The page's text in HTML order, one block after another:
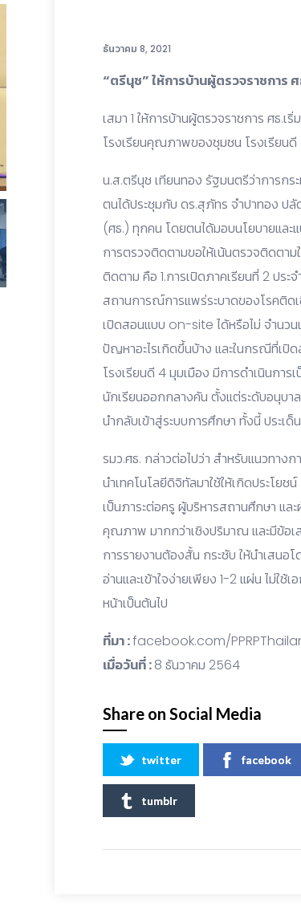
ธันวาคม 8, 2021
“ตรีนุช” ให้การบ้านผู้ตรวจราชการ
เสมา 1 ให้การบ้านผู้ตรวจราชการ ศธ.
โรงเรียนคุณภาพของชุมชน โรงเรียน
น.ส.ตรีนุช เทียนทอง รัฐมนตรีว่าการกร
ตนได้ประชุมกับ ดร.สุภัทร จำปาทอง ปลั
(ศธ.) ทุกคน โดยตนได้มอบนโยบายและ
การตรวจติดตามขอให้เน้นตรวจติดตา
ติดตาม คือ 1.การเปิดภาคเรียนที่ 2 ปร
สถานการณ์การแพร่ระบาดของโรคติดเ
เปิดสอนแบบ on-site ได้หรือไม่ จำนวน
ปัญหาอะไรเกิดขึ้นบ้าง และในกรณีที่เปิ
โรงเรียนดี 4 มุมเมือง มีการดำเนินกา
นักเรียนออกกลางคัน ตั้งแต่ระดับอนุบ
นำกลับเข้าสู่ระบบการศึกษา ทั้งนี้ ประเ
รมว.ศธ. กล่าวต่อไปว่า สำหรับแนวทาง
นำเทคโนโลยีดิจิทัลมาใช้ให้เกิดประโย
เป็นภาระต่อครู ผู้บริหารสถานศึกษา แล
คุณภาพ มากกว่าเชิงปริมาณ และมีข้อเ
การรายงานต้องสั้น กระชับ ให้นำเสน
อ่านและเข้าใจง่ายเพียง 1-2 แผ่น ไม่ใ
หน้าเป็นต้นไป
ที่มา :facebook.com/
เมื่อวันที่ :8 ธันวาคม 2564
Share on Social Media
twitter facebook
tumblr